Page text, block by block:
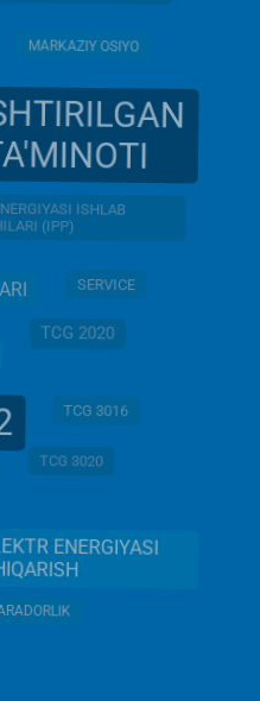
MARKAZIY OSIYO
ISHLAB
(IPP)
SERVICE
TCG 2020
TCG 3016
TCG 3020
ENERGIYASI